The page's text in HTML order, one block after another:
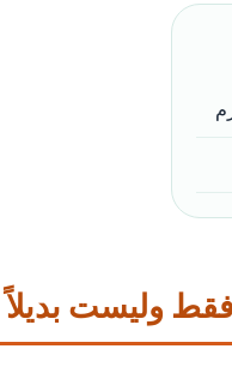
فقط وليست